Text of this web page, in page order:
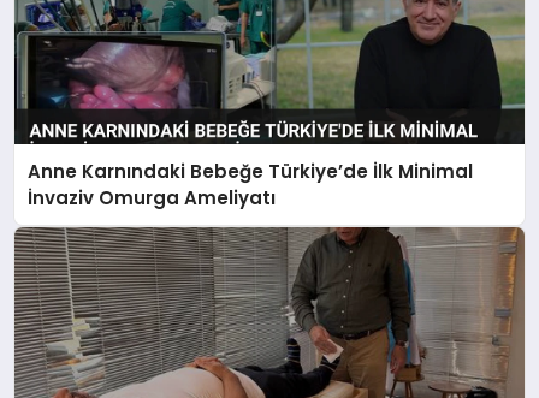
Anne Karnındaki Bebeğe Türkiye’de İlk Minimal
İnvaziv Omurga Ameliyatı